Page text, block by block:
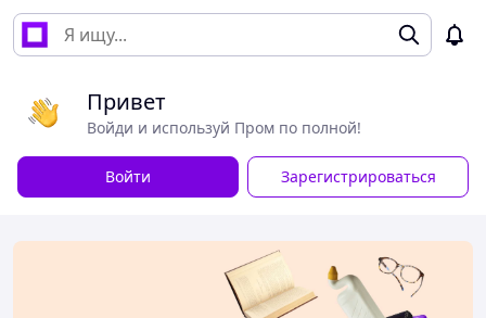
Привет
Войди и используй Пром по полной!
Войти Зарегистрироваться